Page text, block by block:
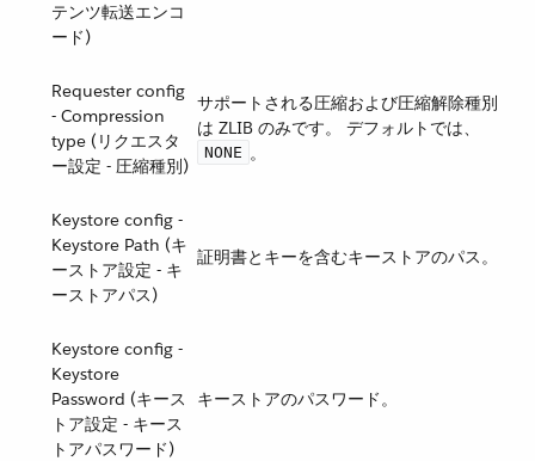
テンツ転送エンコ
ード)
Requester config
- Compression
type (リクエスタ
ー設定 - 圧縮種別)
サポートされる圧縮および圧縮解除種別
は ZLIB のみです。 デフォルトでは、​
NONE ​。
Keystore config -
Keystore Path (キ
ーストア設定 - キ
ーストアパス)
証明書とキーを含むキーストアのパス。
Keystore config -
Keystore
Password (キース
トア設定 - キース
トアパスワード)
キーストアのパスワード。